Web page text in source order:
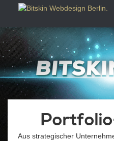
Aus strategischer